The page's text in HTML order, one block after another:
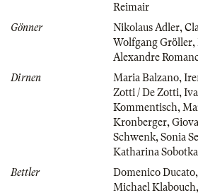
Reimair
Gönner
Nikolaus Adler,
Wolfgang Gröller,
Alexandre
Dirnen
Maria Balzano,
Zotti / De Zotti,
Kommentisch,
Kronberger,
Schwenk, Sonia
Katharina Sobotka
Bettler
Domenico Ducato,
Michael Klabouch,